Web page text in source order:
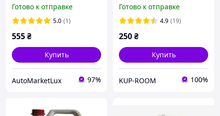
Готово к отправке
5.0 (1)
555₴
Купить
AutoMarketLux 97%
гидрофобное покрытие
детейлинг керамическое
Готово к отправке
4.9 (19)
250₴
Купить
KUP-ROOM 100%